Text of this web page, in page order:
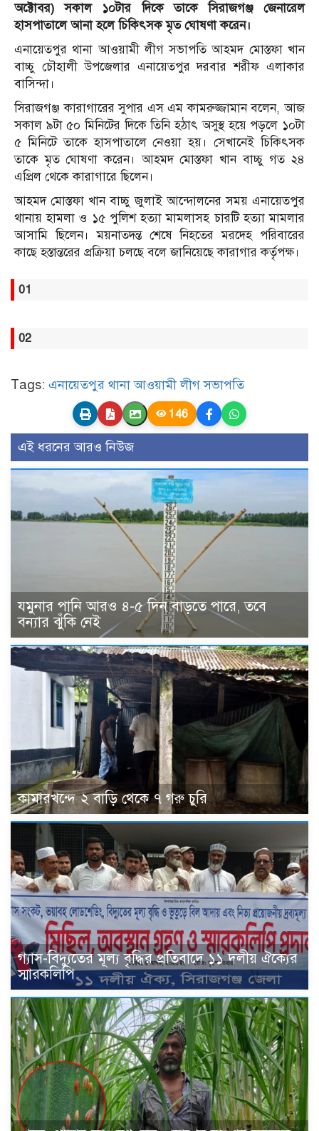
অক্টোবর) সকাল ১০টার দিকে তাকে সিরাজগঞ্জ জেনারেল
হাসপাতালে আনা হলে চিকিৎসক মৃত ঘোষণা করেন।
এনায়েতপুর থানা আওয়ামী লীগ সভাপতি আহমদ মোস্তফা খান
বাচ্চু চৌহালী উপজেলার এনায়েতপুর দরবার শরীফ এলাকার
বাসিন্দা।
সিরাজগঞ্জ কারাগারের সুপার এস এম কামরুজ্জামান বলেন, আজ
সকাল ৯টা ৫০ মিনিটের দিকে তিনি হঠাৎ অসুস্থ হয়ে পড়লে ১০টা
৫ মিনিটে তাকে হাসপাতালে নেওয়া হয়। সেখানেই চিকিৎসক
তাকে মৃত ঘোষণা করেন। আহমদ মোস্তফা খান বাচ্চু গত ২৪
এপ্রিল থেকে কারাগারে ছিলেন।
আহমদ মোস্তফা খান বাচ্চু জুলাই আন্দোলনের সময় এনায়েতপুর
থানায় হামলা ও ১৫ পুলিশ হত্যা মামলাসহ চারটি হত্যা মামলার
আসামি ছিলেন। ময়নাতদন্ত শেষে নিহতের মরদেহ পরিবারের
কাছে হস্তান্তরের প্রক্রিয়া চলছে বলে জানিয়েছে কারাগার কর্তৃপক্ষ।
01
02
Tags: এনায়েতপুর থানা আওয়ামী লীগ সভাপতি
146
এই ধরনের আরও নিউজ
যমুনার পানি আরও ৪-৫ দিন বাড়তে পারে, তবে
বন্যার ঝুঁকি নেই
কামারখন্দে ২ বাড়ি থেকে ৭ গরু চুরি
গ্যাস-বিদ্যুতের মূল্য বৃদ্ধির প্রতিবাদে ১১ দলীয় ঐক্যের
স্মারকলিপি